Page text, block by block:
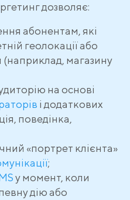
дозволяє:
абонентам, які
геолокації або
(наприклад, магазину
на основі
і додаткових
поведінка,
«портрет клієнта»
;
у момент, коли
дію або